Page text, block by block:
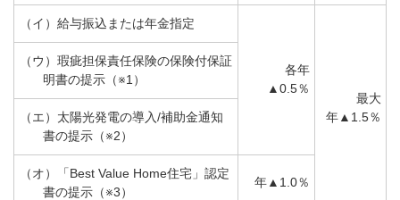
（イ）給与振込または年金指定
各年
▲0.5％
最大
年▲1.5％
（ウ）瑕疵担保責任保険の保険付保証
明書の提示（※1）
（エ）太陽光発電の導入/補助金通知
書の提示（※2）
（オ）「Best Value Home住宅」認定
書の提示（※3）
年▲1.0％